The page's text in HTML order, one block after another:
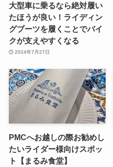
大型車に乗るなら絶対履い
たほうが良い！ライディン
グブーツを履くことでバイ
クが支えやすくなる
2024年7月27日
PMCへお越しの際お勧めし
たいライダー様向けスポッ
ト【まるみ食堂】